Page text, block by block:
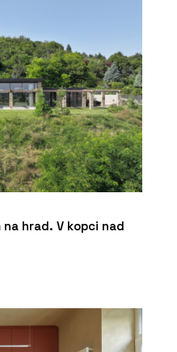
hrad. V kopci nad